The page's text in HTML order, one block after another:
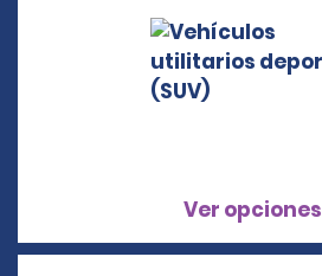
Ver opciones